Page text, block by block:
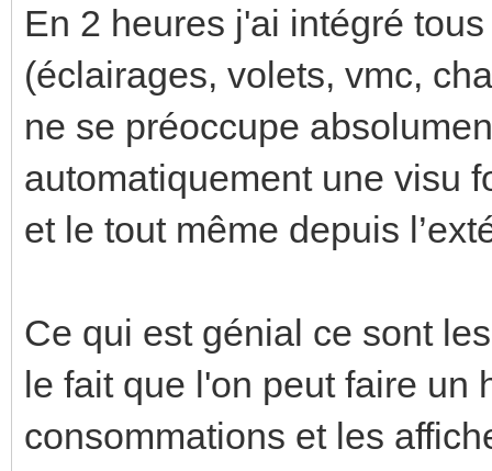
En 2 heures j'ai intégré
(éclairages, volets, vmc,
ne se préoccupe
automatiquement une visu
et le tout même depuis
Ce qui est génial ce sont
le fait que l'on peut faire un
consommations et les